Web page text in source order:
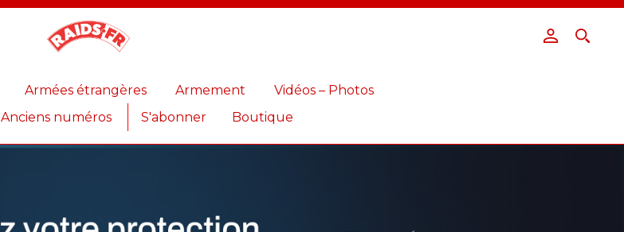
Armées étrangères Armement
Vidéos – Photos
Anciens numéros S'abonner Boutique